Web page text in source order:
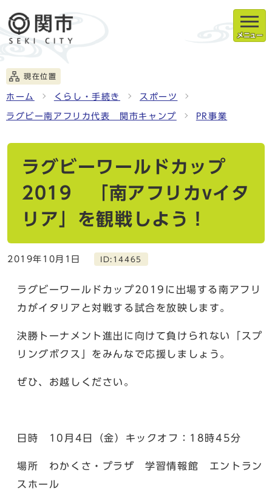
メニュー
現在位置
ホーム くらし・手続き スポーツ
ラグビー南アフリカ代表 関市キャンプ PR事業
ラグビーワールドカップ
2019 「南アフリカvイタ
リア」を観戦しよう！
2019年10月1日 ID:14465
ラグビーワールドカップ2019に出場する南アフリ
カがイタリアと対戦する試合を放映します。
決勝トーナメント進出に向けて負けられない「スプ
リングボクス」をみんなで応援しましょう。
ぜひ、お越しください。
日時 10月4日（金）キックオフ：18時45分
場所 わかくさ・プラザ 学習情報館 エントラン
スホール